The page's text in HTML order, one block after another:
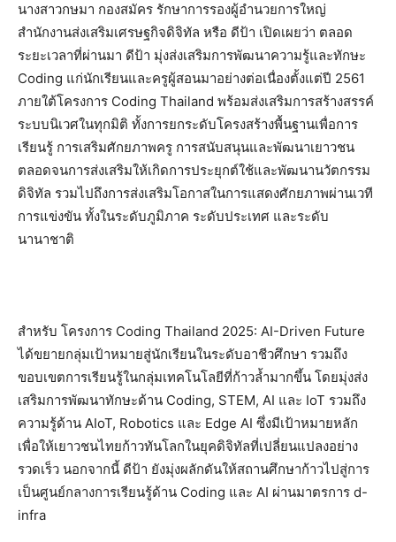
นางสาวกษมา กองสมัคร รักษาการรองผู้อำนวยการใหญ่
สำนักงานส่งเสริมเศรษฐกิจดิจิทัล หรือ ดีป้า เปิดเผยว่า ตลอด
ระยะเวลาที่ผ่านมา ดีป้า มุ่งส่งเสริมการพัฒนาความรู้และทักษะ
Coding แก่นักเรียนและครูผู้สอนมาอย่างต่อเนื่องตั้งแต่ปี 2561
ภายใต้โครงการ Coding Thailand พร้อมส่งเสริมการสร้างสรรค์
ระบบนิเวศในทุกมิติ ทั้งการยกระดับโครงสร้างพื้นฐานเพื่อการ
เรียนรู้ การเสริมศักยภาพครู การสนับสนุนและพัฒนาเยาวชน
ตลอดจนการส่งเสริมให้เกิดการประยุกต์ใช้และพัฒนานวัตกรรม
ดิจิทัล รวมไปถึงการส่งเสริมโอกาสในการแสดงศักยภาพผ่านเวที
การแข่งขัน ทั้งในระดับภูมิภาค ระดับประเทศ และระดับ
นานาชาติ
สำหรับ โครงการ Coding Thailand 2025: AI-Driven Future
ได้ขยายกลุ่มเป้าหมายสู่นักเรียนในระดับอาชีวศึกษา รวมถึง
ขอบเขตการเรียนรู้ในกลุ่มเทคโนโลยีที่ก้าวล้ำมากขึ้น โดยมุ่งส่ง
เสริมการพัฒนาทักษะด้าน Coding, STEM, AI และ IoT รวมถึง
ความรู้ด้าน AIoT, Robotics และ Edge AI ซึ่งมีเป้าหมายหลัก
เพื่อให้เยาวชนไทยก้าวทันโลกในยุคดิจิทัลที่เปลี่ยนแปลงอย่าง
รวดเร็ว นอกจากนี้ ดีป้า ยังมุ่งผลักดันให้สถานศึกษาก้าวไปสู่การ
เป็นศูนย์กลางการเรียนรู้ด้าน Coding และ AI ผ่านมาตรการ d-
infra